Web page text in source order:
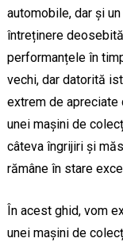
automobile, dar și
întreținere
performanțele în
vechi, dar datorită
extrem de apreciate
unei mașini de
câteva îngrijiri și
rămâne în stare
În acest ghid, vom
unei mașini de